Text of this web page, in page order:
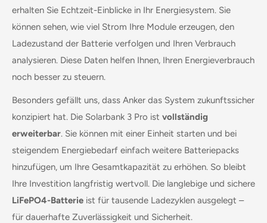
erhalten Sie Echtzeit-Einblicke in Ihr Energiesystem. Sie
können sehen, wie viel Strom Ihre Module erzeugen, den
Ladezustand der Batterie verfolgen und Ihren Verbrauch
analysieren. Diese Daten helfen Ihnen, Ihren Energieverbrauch
noch besser zu steuern.
Besonders gefällt uns, dass Anker das System zukunftssicher
konzipiert hat. Die Solarbank 3 Pro ist vollständig
erweiterbar. Sie können mit einer Einheit starten und bei
steigendem Energiebedarf einfach weitere Batteriepacks
hinzufügen, um Ihre Gesamtkapazität zu erhöhen. So bleibt
Ihre Investition langfristig wertvoll. Die langlebige und sichere
LiFePO4-Batterie ist für tausende Ladezyklen ausgelegt –
für dauerhafte Zuverlässigkeit und Sicherheit.